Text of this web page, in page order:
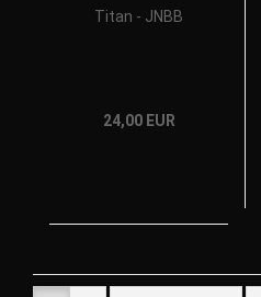
Titan - JNBB
24,00 EUR